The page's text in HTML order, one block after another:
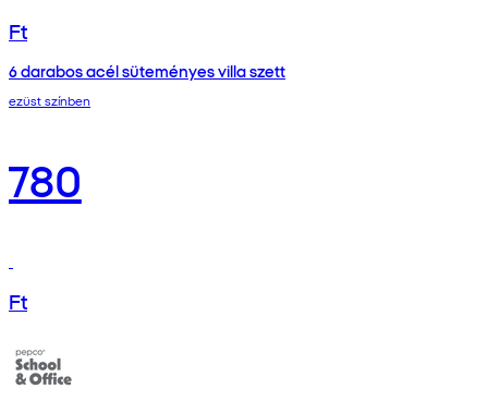
Ft
6 darabos acél süteményes villa szett
ezüst színben
780
Ft